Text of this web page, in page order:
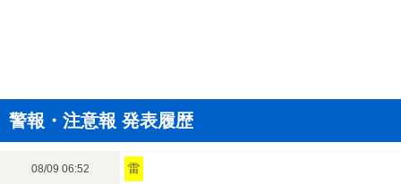
警報・注意報 発表履歴
08/09 06:52 雷